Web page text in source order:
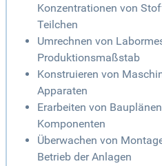
Konzentrationen von
Teilchen
Umrechnen von
Produktionsmaßstab
Konstruieren von
Apparaten
Erarbeiten von
Komponenten
Überwachen von
Betrieb der Anlagen